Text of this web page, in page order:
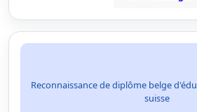
Reconnaissance de diplôme belge
suisse